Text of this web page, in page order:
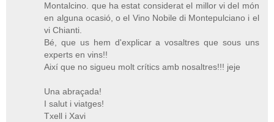
Montalcino. que ha estat considerat el millor vi del món
en alguna ocasió, o el Vino Nobile di Montepulciano i el
vi Chianti.
Bé, que us hem d'explicar a vosaltres que sous uns
experts en vins!!
Així que no sigueu molt crítics amb nosaltres!!! jeje
Una abraçada!
I salut i viatges!
Txell i Xavi